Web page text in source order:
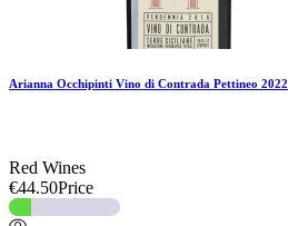
Arianna Occhipinti Vino di Contrada Pettineo 2022
Red Wines
€44.50Price